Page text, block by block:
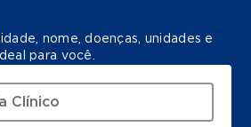
nome, doenças, unidades e
para você.